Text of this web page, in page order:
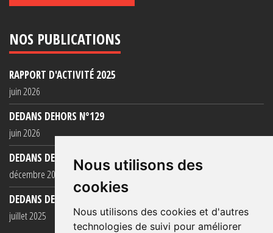
Nous utilisons des
cookies
Nous utilisons des cookies et d'autres
technologies de suivi pour améliorer
NOS PUBLICATIONS
RAPPORT D'ACTIVITÉ 2025
juin 2026
DEDANS DEHORS N°129
juin 2026
DEDANS DEHORS N°128
décembre 2025
DEDANS DEHORS N°127
juillet 2025